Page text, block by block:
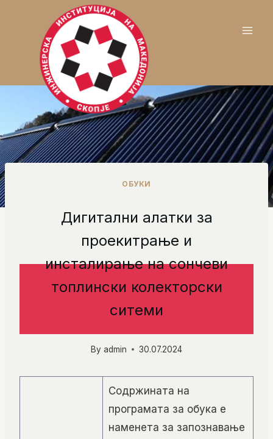
ОБУКИ
Дигитални алатки за
проекитрање и
инсталирање на сончеви
топлински колекторски
ситеми
By admin 30.07.2024
Содржината на
програмата за обука е
наменета за запознавање